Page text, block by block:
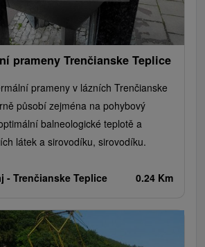
prameny Trenčianske Teplice
prameny v lázních Trenčianske
působí zejména na pohybový
balneologické teplotě a
látek a sirovodíku, sirovodíku.
- Trenčianske Teplice 0.24 Km